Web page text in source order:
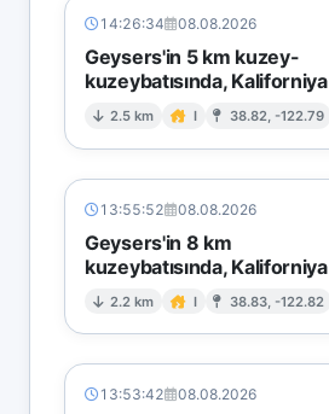
14:26:34 08.08.2026
Geysers'in 5 km kuzey-
kuzeybatısında, Kaliforniya
2.5 km I 38.82, -122.79
13:55:52 08.08.2026
Geysers'in 8 km
kuzeybatısında, Kaliforniya
2.2 km I 38.83, -122.82
13:53:42 08.08.2026